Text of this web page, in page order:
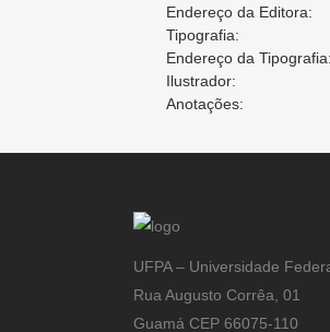
Endereço da Editora:
Tipografia:
Endereço da Tipografia:
Ilustrador:
Anotações:
UFPA – Universidade
Rua Augusto Corrêa, 01
Guamá CEP 66075-110